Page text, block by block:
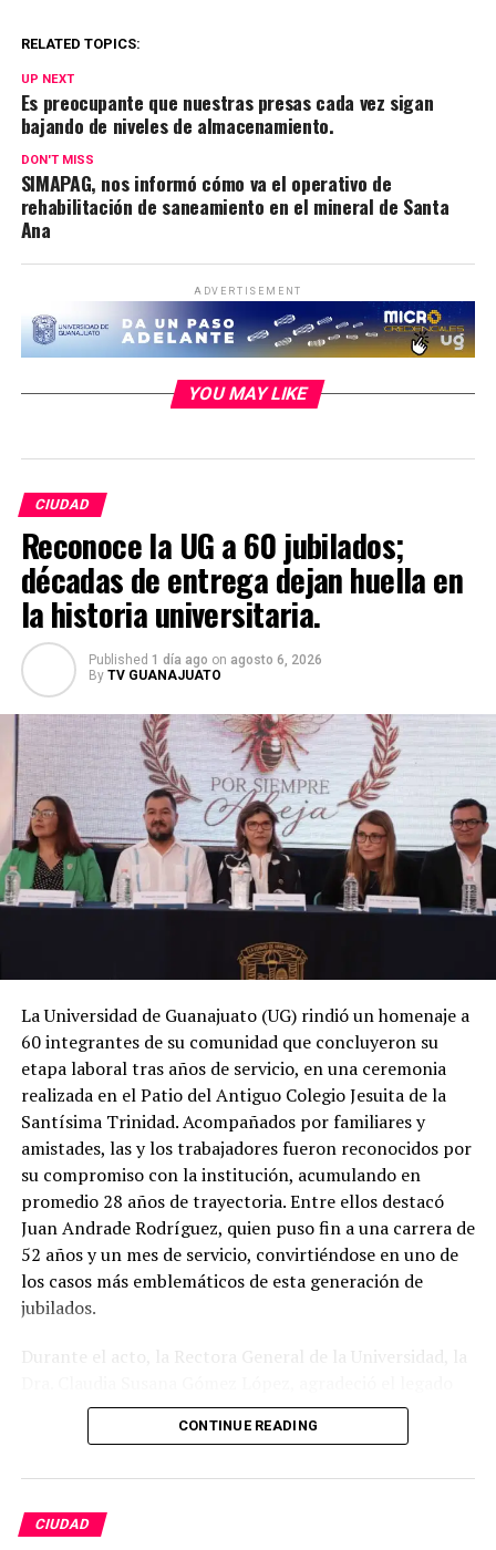
RELATED TOPICS:
UP NEXT
Es preocupante que nuestras presas cada vez sigan
bajando de niveles de almacenamiento.
DON'T MISS
SIMAPAG, nos informó cómo va el operativo de
rehabilitación de saneamiento en el mineral de Santa
Ana
ADVERTISEMENT
YOU MAY LIKE
CIUDAD
Reconoce la UG a 60 jubilados;
décadas de entrega dejan huella en
la historia universitaria.
Published 1 día ago on agosto 6, 2026
By TV GUANAJUATO
La Universidad de Guanajuato (UG) rindió un homenaje a
60 integrantes de su comunidad que concluyeron su
etapa laboral tras años de servicio, en una ceremonia
realizada en el Patio del Antiguo Colegio Jesuita de la
Santísima Trinidad. Acompañados por familiares y
amistades, las y los trabajadores fueron reconocidos por
su compromiso con la institución, acumulando en
promedio 28 años de trayectoria. Entre ellos destacó
Juan Andrade Rodríguez, quien puso fin a una carrera de
52 años y un mes de servicio, convirtiéndose en uno de
los casos más emblemáticos de esta generación de
jubilados.
Durante el acto, la Rectora General de la Universidad, la
de quienes dedicaron gran parte de su vida a fortalecer
la máxima casa de estudios del estado. En su mensaje,
tiempo que reconoció la labor desempeñada en aulas,
laboratorios, bibliotecas, oficinas, espacios culturales,
CONTINUE READING
CIUDAD